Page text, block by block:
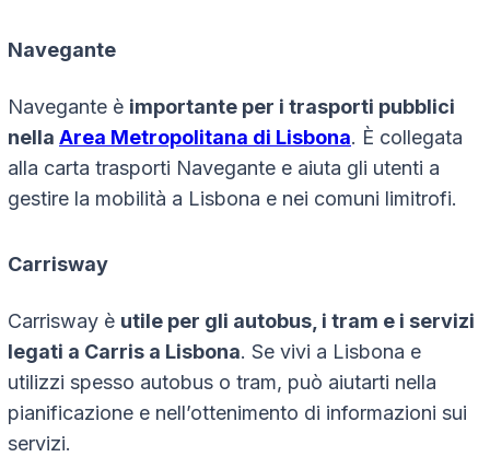
Navegante
Navegante è importante per i trasporti pubblici
nella Area Metropolitana di Lisbona. È collegata
alla carta trasporti Navegante e aiuta gli utenti a
gestire la mobilità a Lisbona e nei comuni limitrofi.
Carrisway
Carrisway è utile per gli autobus, i tram e i servizi
legati a Carris a Lisbona. Se vivi a Lisbona e
utilizzi spesso autobus o tram, può aiutarti nella
pianificazione e nell’ottenimento di informazioni sui
servizi.